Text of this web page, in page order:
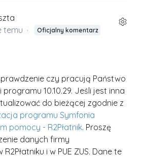
temu
Oficjalny komentarz
czy pracują Państwo
10.10.29. Jeśli jest inna
do bieżącej zgodnie z
programu Symfonia
pomocy - R2Płatnik. Proszę
danych firmy
i w PUE ZUS. Dane te